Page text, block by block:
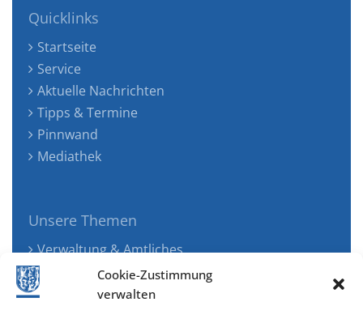
Cookie-Zustimmung
verwalten
Quicklinks
Startseite
Service
Aktuelle Nachrichten
Tipps & Termine
Pinnwand
Mediathek
Unsere Themen
Verwaltung & Amtliches
Jugend, Familie & Gesundheit
Tourismus, Freizeit & Ökologie